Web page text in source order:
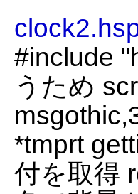
#include
うため
*tmprt
付を取得